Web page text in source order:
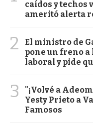
caídos y techos
ameritó alerta
2
El ministro de
pone un freno
laboral y pide
3
"¡Volvé a
Yesty Prieto a
Famosos